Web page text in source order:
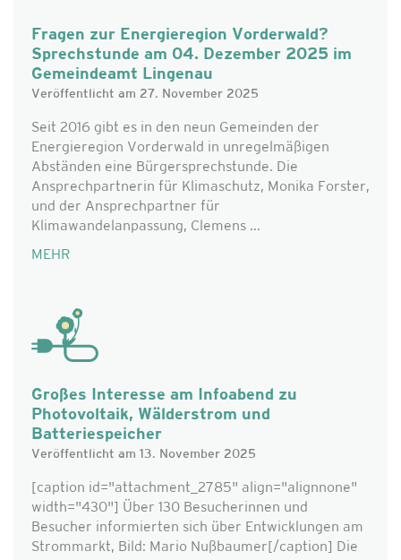
Fragen zur Energieregion Vorderwald?
Sprechstunde am 04. Dezember 2025 im
Gemeindeamt Lingenau
Veröffentlicht am 27. November 2025
Seit 2016 gibt es in den neun Gemeinden der
Energieregion Vorderwald in unregelmäßigen
Abständen eine Bürgersprechstunde. Die
Ansprechpartnerin für Klimaschutz, Monika Forster,
und der Ansprechpartner für
Klimawandelanpassung, Clemens ...
MEHR
Großes Interesse am Infoabend zu
Photovoltaik, Wälderstrom und
Batteriespeicher
Veröffentlicht am 13. November 2025
[caption id="attachment_2785" align="alignnone"
width="430"] Über 130 Besucherinnen und
Besucher informierten sich über Entwicklungen am
Strommarkt, Bild: Mario Nußbaumer[/caption] Die